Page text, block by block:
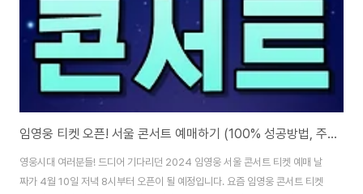
임영웅 티켓 오픈! 서울 콘서트 예매하기 (100% 성공방법, 주차장 위치)
영웅시대 여러분들! 드디어 기다리던 2024 임영웅 서울 콘서트 티켓 예매 날
짜가 4월 10일 저녁 8시부터 오픈이 될 예정입니다. 요즘 임영웅 콘서트 티켓